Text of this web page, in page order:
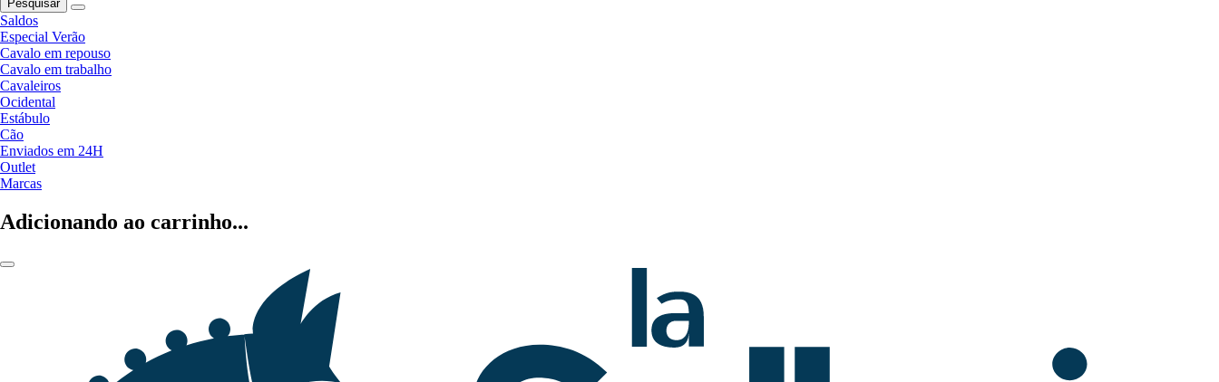
Pesquisar
Saldos
Especial Verão
Cavalo em repouso
Cavalo em trabalho
Cavaleiros
Ocidental
Estábulo
Cão
Enviados em 24H
Outlet
Marcas
Adicionando ao carrinho...